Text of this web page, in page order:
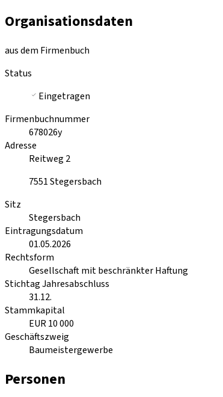
Organisationsdaten
aus dem Firmenbuch
Status
Eingetragen
Firmenbuchnummer
678026y
Adresse
Reitweg 2
7551Stegersbach
Sitz
Stegersbach
Eintragungsdatum
01.05.2026
Rechtsform
Gesellschaft mit beschränkter Haftung
Stichtag Jahresabschluss
31.12.
Stammkapital
EUR 10 000
Geschäftszweig
Baumeistergewerbe
Personen